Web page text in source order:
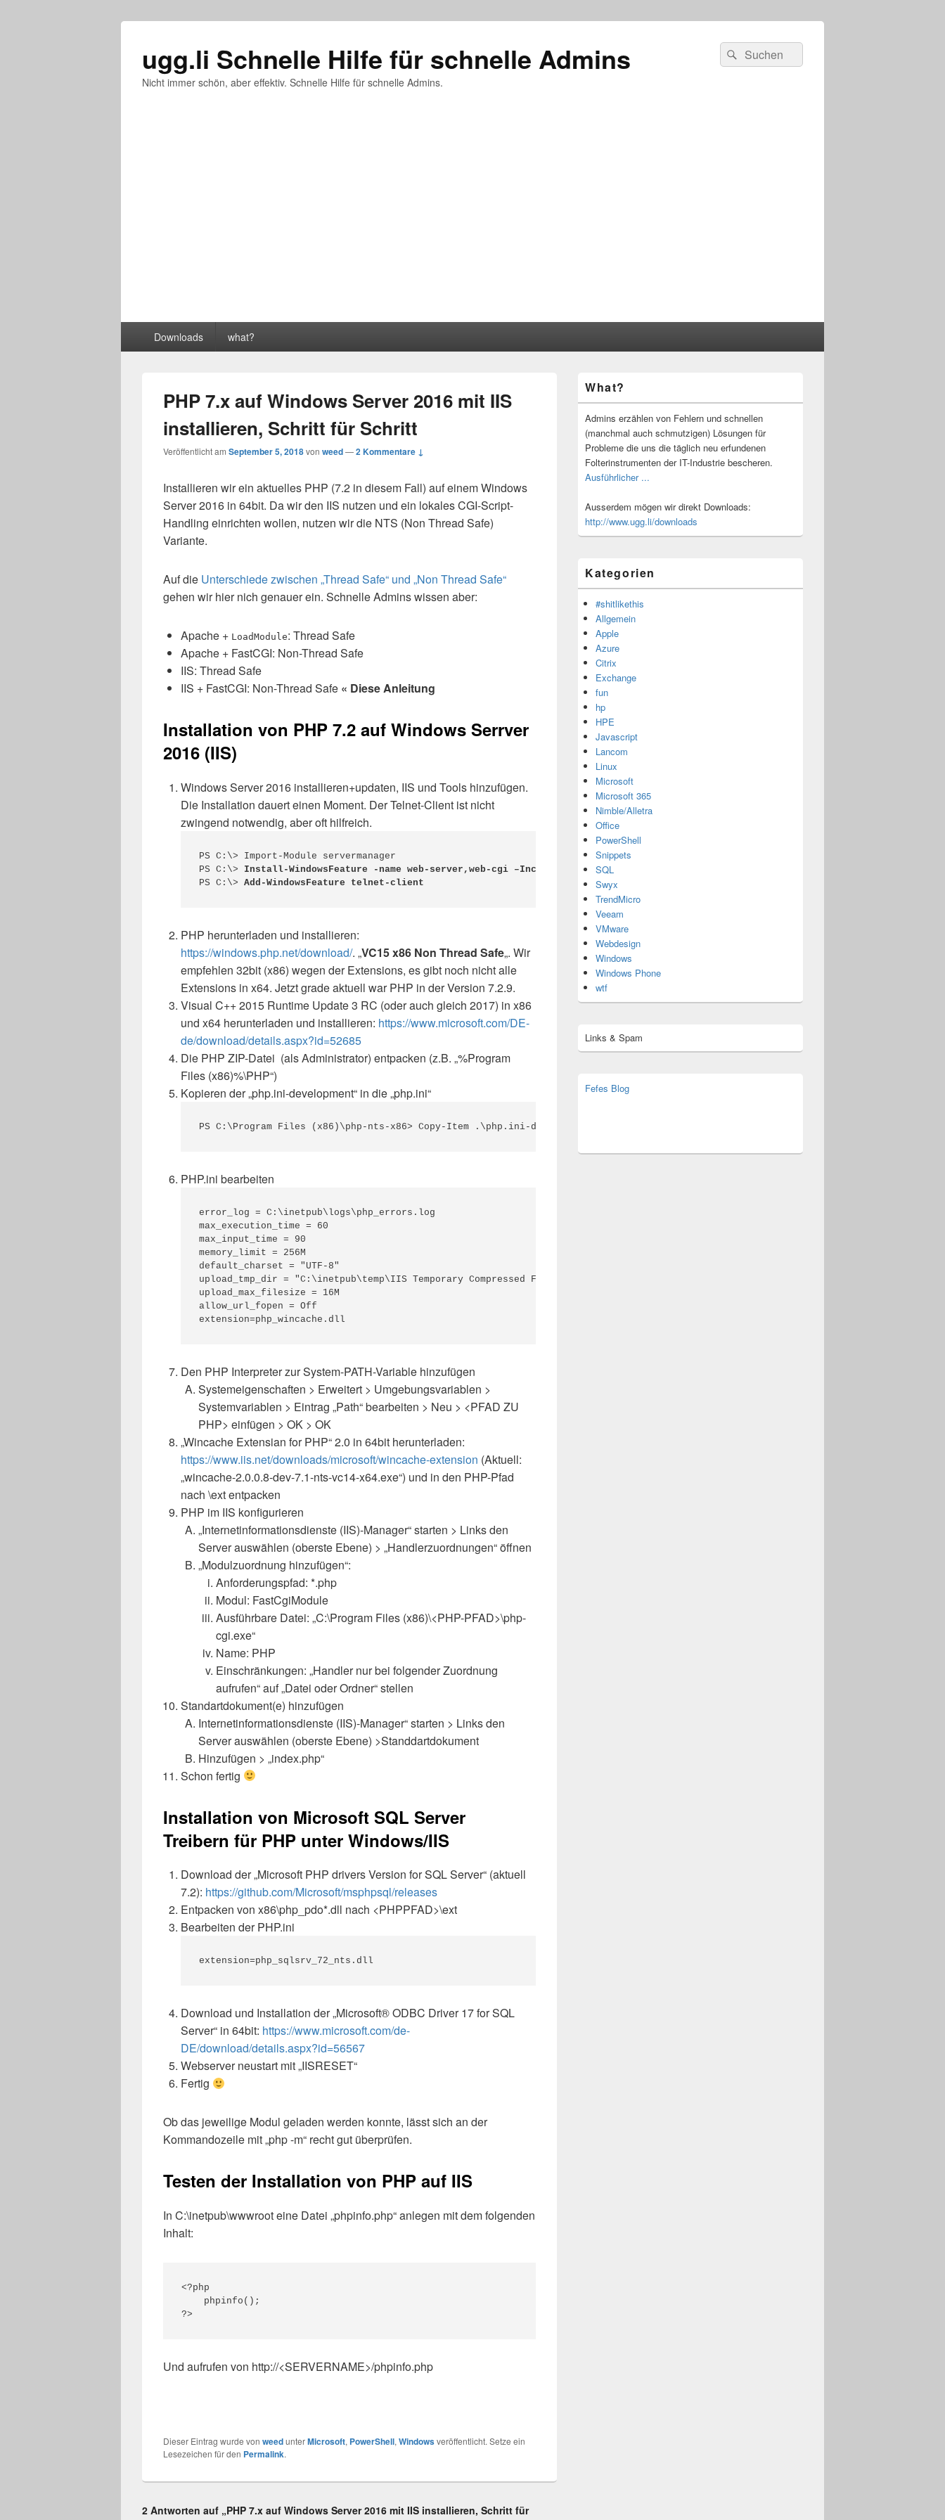
ugg.li Schnelle Hilfe für schnelle Admins
Nicht immer schön, aber effektiv. Schnelle Hilfe für schnelle Admins.
Suchen
nach:
Suchen
Downloads what?
PHP 7.x auf Windows Server 2016 mit IIS
installieren, Schritt für Schritt
Veröffentlicht am September 5, 2018von weed—2 Kommentare ↓
Installieren wir ein aktuelles PHP (7.2 in diesem Fall) auf einem Windows
Server 2016 in 64bit. Da wir den IIS nutzen und ein lokales CGI-Script-
Handling einrichten wollen, nutzen wir die NTS (Non Thread Safe)
Variante.
Auf die Unterschiede zwischen „Thread Safe“ und „Non Thread Safe“
gehen wir hier nich genauer ein. Schnelle Admins wissen aber:
Apache + LoadModule: Thread Safe
Apache + FastCGI: Non-Thread Safe
IIS: Thread Safe
IIS + FastCGI: Non-Thread Safe « Diese Anleitung
Installation von PHP 7.2 auf Windows Serrver
2016 (IIS)
Windows Server 2016 installieren+updaten, IIS und Tools hinzufügen.
Die Installation dauert einen Moment. Der Telnet-Client ist nicht
zwingend notwendig, aber oft hilfreich.
PS C:\> Import-Module servermanager
PS C:\> Install-WindowsFeature -name web-server,web-cgi –IncludeManagementTools
PS C:\> Add-WindowsFeature telnet-client
PHP herunterladen und installieren:
https://windows.php.net/download/. „VC15 x86 Non Thread Safe„. Wir
empfehlen 32bit (x86) wegen der Extensions, es gibt noch nicht alle
Extensions in x64. Jetzt grade aktuell war PHP in der Version 7.2.9.
Visual C++ 2015 Runtime Update 3 RC (oder auch gleich 2017) in x86
und x64 herunterladen und installieren: https://www.microsoft.com/DE-
de/download/details.aspx?id=52685
Die PHP ZIP-Datei (als Administrator) entpacken (z.B. „%Program
Files (x86)%\PHP“)
Kopieren der „php.ini-development“ in die „php.ini“
PS C:\Program Files (x86)\php-nts-x86> Copy-Item .\php.ini-development .\php.ini2
PHP.ini bearbeiten
error_log = C:\inetpub\logs\php_errors.log
max_execution_time = 60
max_input_time = 90
memory_limit = 256M
default_charset = "UTF-8"
upload_tmp_dir = "C:\inetpub\temp\IIS Temporary Compressed Files"
upload_max_filesize = 16M
allow_url_fopen = Off
extension=php_wincache.dll
Den PHP Interpreter zur System-PATH-Variable hinzufügen
Systemeigenschaften > Erweitert > Umgebungsvariablen >
Systemvariablen > Eintrag „Path“ bearbeiten > Neu > <PFAD ZU
PHP> einfügen > OK > OK
„Wincache Extensian for PHP“ 2.0 in 64bit herunterladen:
https://www.iis.net/downloads/microsoft/wincache-extension (Aktuell:
„wincache-2.0.0.8-dev-7.1-nts-vc14-x64.exe“) und in den PHP-Pfad
nach \ext entpacken
PHP im IIS konfigurieren
„Internetinformationsdienste (IIS)-Manager“ starten > Links den
Server auswählen (oberste Ebene) > „Handlerzuordnungen“ öffnen
„Modulzuordnung hinzufügen“:
Anforderungspfad: *.php
Modul: FastCgiModule
Ausführbare Datei: „C:\Program Files (x86)\<PHP-PFAD>\php-
cgi.exe“
Name: PHP
Einschränkungen: „Handler nur bei folgender Zuordnung
aufrufen“ auf „Datei oder Ordner“ stellen
Standartdokument(e) hinzufügen
Internetinformationsdienste (IIS)-Manager“ starten > Links den
Server auswählen (oberste Ebene) >Standdartdokument
Hinzufügen > „index.php“
Schon fertig
Installation von Microsoft SQL Server
Treibern für PHP unter Windows/IIS
Download der „Microsoft PHP drivers Version for SQL Server“ (aktuell
7.2): https://github.com/Microsoft/msphpsql/releases
Entpacken von x86\php_pdo*.dll nach <PHPPFAD>\ext
Bearbeiten der PHP.ini
extension=php_sqlsrv_72_nts.dll
Download und Installation der „Microsoft® ODBC Driver 17 for SQL
Server“ in 64bit: https://www.microsoft.com/de-
DE/download/details.aspx?id=56567
Webserver neustart mit „IISRESET“
Fertig
Ob das jeweilige Modul geladen werden konnte, lässt sich an der
Kommandozeile mit „php -m“ recht gut überprüfen.
Testen der Installation von PHP auf IIS
In C:\inetpub\wwwroot eine Datei „phpinfo.php“ anlegen mit dem folgenden
Inhalt:
<?php
    phpinfo();
?>
Und aufrufen von http://<SERVERNAME>/phpinfo.php
Dieser Eintrag wurde von weedunterMicrosoft, PowerShell, Windowsveröffentlicht. Setze ein
Lesezeichen für den Permalink.
2 Antworten auf „PHP 7.x auf Windows Server 2016 mit IIS installieren, Schritt für
Seitenleisten-
Widgetbereich
What?
Admins erzählen von Fehlern und schnellen
(manchmal auch schmutzigen) Lösungen für
Probleme die uns die täglich neu erfundenen
Folterinstrumenten der IT-Industrie bescheren.
Ausführlicher ...
Ausserdem mögen wir direkt Downloads:
http://www.ugg.li/downloads
Kategorien
#shitlikethis
Allgemein
Apple
Azure
Citrix
Exchange
fun
hp
HPE
Javascript
Lancom
Linux
Microsoft
Microsoft 365
Nimble/Alletra
Office
PowerShell
Snippets
SQL
Swyx
TrendMicro
Veeam
VMware
Webdesign
Windows
Windows Phone
wtf
Links & Spam
Fefes Blog